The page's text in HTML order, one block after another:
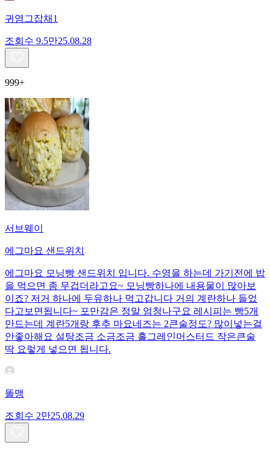
귀염그잡채1
조회수 9.5만25.08.28
999+
서브웨이
에그마요 샌드위치
에그마요 모닝빵 샌드위치 입니다. 수영을 하는데 가기전에 밥
을 먹으면 좀 무겁더라고요~ 모닝빵하나에 내용물이 많아보
이죠? 저거 하나에 두유하나 먹고갑니다 거의 계란하나 들었
다고보면됩니다~ 포만감은 정말 엄청나구요 레시피는 빵5개
만드는데 계란5개랑 후추 마요네즈는 2큰술정도? 많이넣는걸
안좋아해요 설탕조금 소금조금 홀그레인머스터드 작은큰술
딱 요렇게 넣으면 됩니다.
똘맹
조회수 2만25.08.29